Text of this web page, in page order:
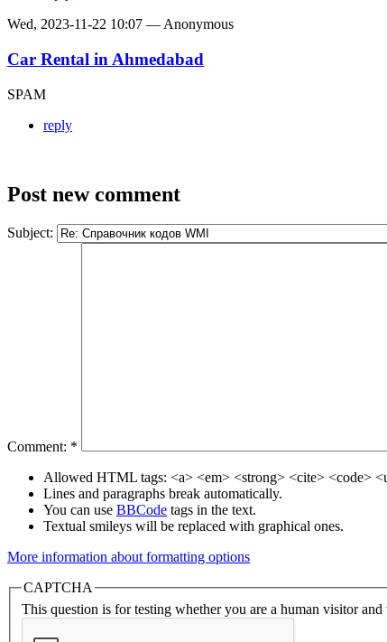
Wed, 2023-11-22 10:07 — Anonymous
Car Rental in Ahmedabad
SPAM
reply
Post new comment
Subject:
Comment: *
Allowed HTML tags: <a> <em> <strong> <cite> <code>
Lines and paragraphs break automatically.
You can use BBCode tags in the text.
Textual smileys will be replaced with graphical ones.
More information about formatting options
CAPTCHA
This question is for testing whether you are a human visitor and